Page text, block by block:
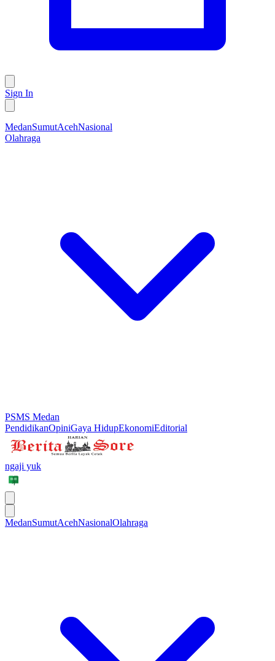
Sign In
MedanSumutAcehNasional
Olahraga
PSMS Medan
PendidikanOpiniGaya HidupEkonomiEditorial
ngaji yuk
MedanSumutAcehNasionalOlahraga